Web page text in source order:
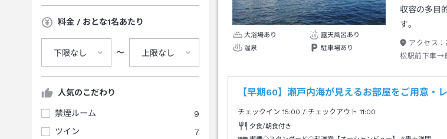
料金 / おとな1名あたり
下限なし 〜 上限なし
人気のこだわり
禁煙ルーム
9
ツイン
7
大浴場あり
露天風呂あり
温泉
駐車場あり
収容の多目
す。
アクセス：
松駅前下車→
【早期60】瀬戸内海が見えるお部屋をご用意・
チェックイン15:00 / チェックアウト 11:00
夕食/朝食付き